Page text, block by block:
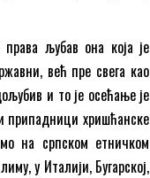
љубав она која је
већ пре свега као
и то је осећање је
припадници хришћанске
на српском етничком
у Италији, Бугарској,